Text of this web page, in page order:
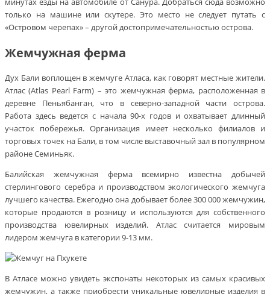
только на машине или скутере. Это место не следует путать с
«Островом черепах» – другой достопримечательностью острова.
Жемчужная ферма
Дух Бали воплощен в жемчуге Атласа, как говорят местные жители.
Атлас (Atlas Pearl Farm) – это жемчужная ферма, расположенная в
деревне Пеньябанган, что в северно-западной части острова.
Работа здесь ведется с начала 90-х годов и охватывает длинный
участок побережья. Организация имеет несколько филиалов и
торговых точек на Бали, в том числе выставочный зал в популярном
районе Семиньяк.
Балийская жемчужная ферма всемирно известна добычей
стерлингового серебра и производством экологического жемчуга
лучшего качества. Ежегодно она добывает более 300 000 жемчужин,
которые продаются в розницу и используются для собственного
производства ювелирных изделий. Атлас считается мировым
лидером жемчуга в категории 9-13 мм.
В Атласе можно увидеть экспонаты некоторых из самых красивых
жемчужин, а также приобрести уникальные ювелирные изделия в